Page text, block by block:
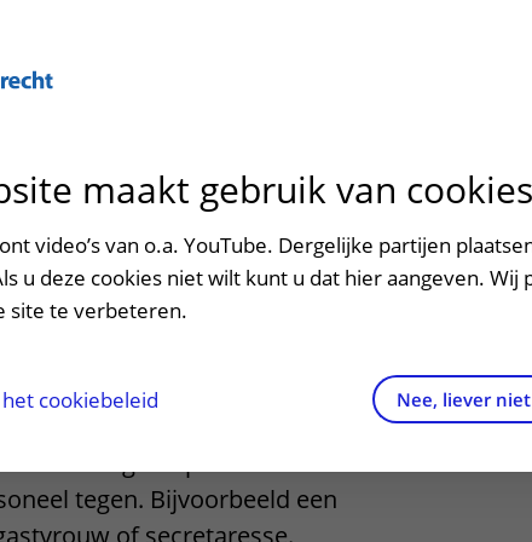
patiëntportaal
het ziekenhuis
en voorzieningen
en veiligheid
Contact en route
Contactgegevens
Contact met polikliniek
Verwijzers
Teleconsult aanvragen
Zorgverlenersportaal
of opname komt u ook
tegen. Bijvoorbeeld een
of secretaresse.
maakt gebruik van cookies
video’s van o.a. YouTube. Dergelijke partijen
u deze cookies niet wilt kunt u dat hier aangeven. Wij
site te verbeteren.
cookiebeleid Nee, liever niet